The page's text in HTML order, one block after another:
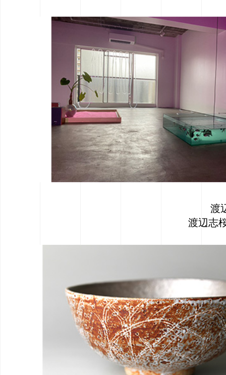
渡
渡辺志